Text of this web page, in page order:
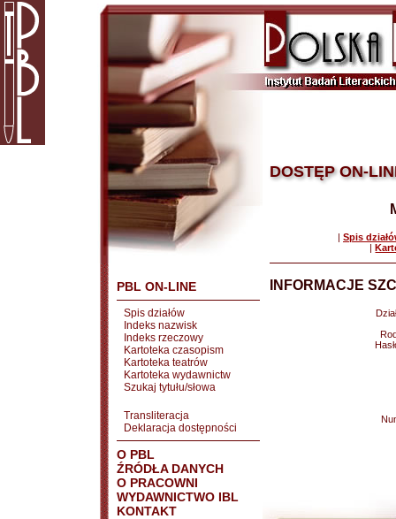
PBL ON-LINE
Spis działów
Indeks nazwisk
Indeks rzeczowy
Kartoteka czasopism
Kartoteka teatrów
Kartoteka wydawnictw
Szukaj tytułu/słowa
Transliteracja
Deklaracja dostępności
O PBL
ŹRÓDŁA DANYCH
O PRACOWNI
WYDAWNICTWO IBL
KONTAKT
DOSTĘP ON-
| Spis
|
INFORMACJE